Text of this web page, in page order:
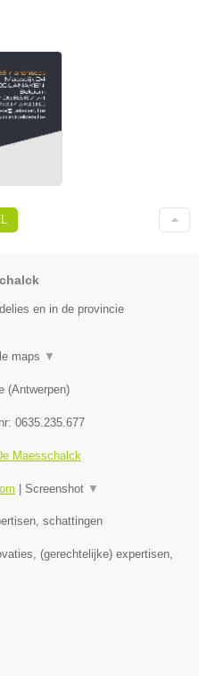
en in de provincie
maps ▼
(Antwerpen)
0635.235.677
Maesschalck
Screenshot ▼
schattingen
(gerechtelijke) expertisen,